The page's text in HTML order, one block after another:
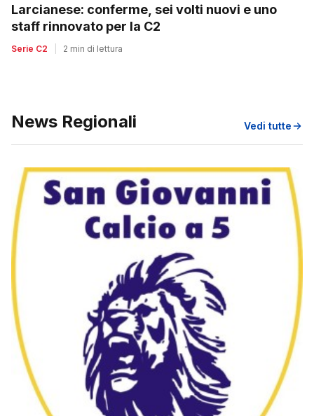
Larcianese: conferme, sei volti nuovi e uno
staff rinnovato per la C2
Serie C2 2 min di lettura
News Regionali Vedi tutte